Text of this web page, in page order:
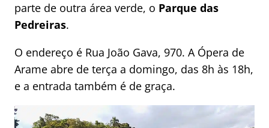
parte de outra área verde, o Parque das
Pedreiras.
O endereço é Rua João Gava, 970. A Ópera de
Arame abre de terça a domingo, das 8h às 18h,
e a entrada também é de graça.